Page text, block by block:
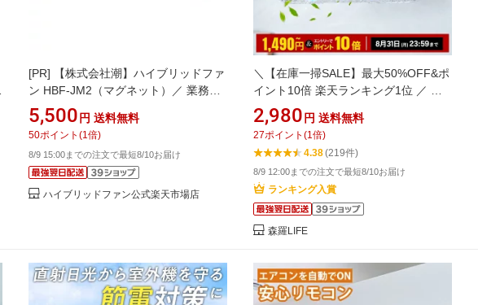
[PR]
【株式会社潮】ハイブリッドファ
ン HBF-JM2（マグネット）／ 業務用
エアコンの直撃風対策
5,500 円 送料無料
50ポイント (1倍)
8/9 15:00までの注文で最短8/10お届け
ハイブリッドファン公式楽天市場店
＼【在庫一掃SALE】最大50%OFF&ポ
イント10倍 楽天ランキング1位 ／ エ
アコン風除けカバー エアコンカバー
エアコン 風除け エアコン 風よけカバ
ー 3連ファン付き 冷房の直撃風対策 上
下180°角度調整 伸縮式 壁掛けエアコ
ン用 工具不要 空気循環 省エネ
2,980 円 送料無料
27ポイント (1倍)
4.38(219件)
8/9 12:00までの注文で最短8/10お届け
ランキング入賞
森羅LIFE